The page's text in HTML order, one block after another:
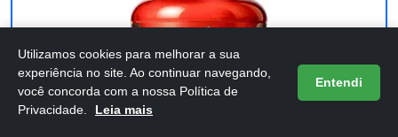
Utilizamos cookies para melhorar a sua
experiência no site. Ao continuar navegando,
você concorda com a nossa Política de
Privacidade.
Leia mais
Entendi